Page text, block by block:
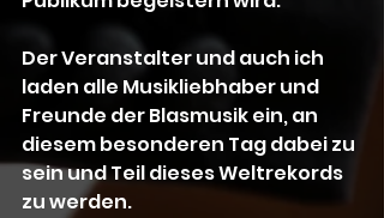
Der Veranstalter und auch ich
laden alle Musikliebhaber und
Freunde der Blasmusik ein, an
diesem besonderen Tag dabei zu
sein und Teil dieses Weltrekords
zu werden.